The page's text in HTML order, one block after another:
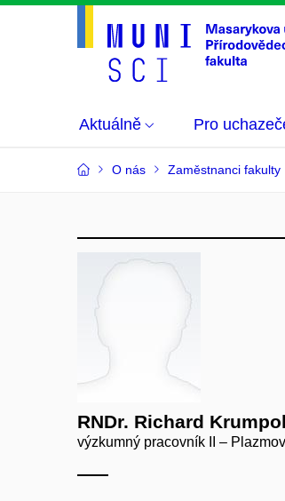
Aktuálně Pro
O nás Zaměstnanci fakulty
RNDr. Richard
výzkumný pracovník II –